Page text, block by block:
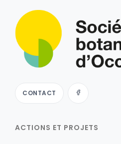
CONTACT
ACTIONS ET PROJETS